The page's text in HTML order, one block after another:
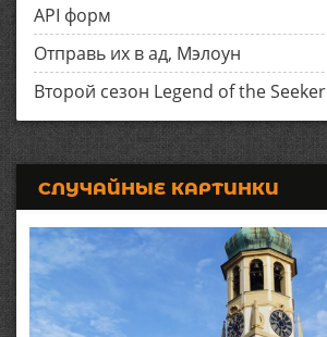
API форм
Отправь их в ад, Мэлоун
Второй сезон Legend of the Seeker
СЛУЧАЙНЫЕ КАРТИНКИ